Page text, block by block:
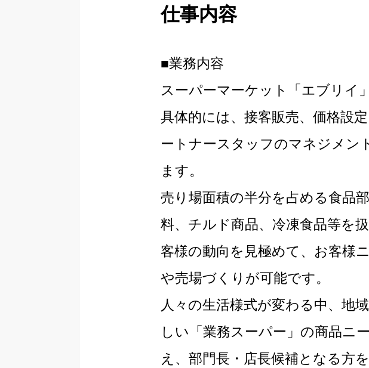
仕事内容
■業務内容
スーパーマーケット「エブリイ
具体的には、接客販売、価格設
ートナースタッフのマネジメン
ます。
売り場面積の半分を占める食品
料、チルド商品、冷凍食品等を
客様の動向を見極めて、お客様
や売場づくりが可能です。
人々の生活様式が変わる中、地
しい「業務スーパー」の商品ニ
え、部門長・店長候補となる方